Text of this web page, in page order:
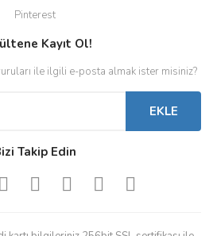
Pinterest
Kayıt Ol!
ile ilgili e-posta almak ister misiniz?
EKLE
Takip Edin